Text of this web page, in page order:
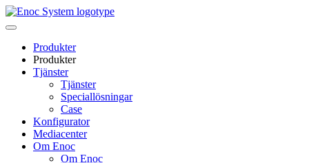
Skip
to
Produkter
Produkter
Tjänster
Tjänster
Speciallösningar
Case
Konfigurator
Mediacenter
Om Enoc
Om Enoc